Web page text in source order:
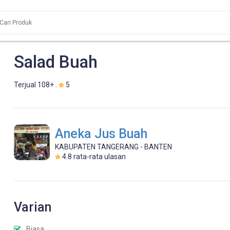
Salad Buah
Terjual 108+ . 5
Aneka Jus Buah
KABUPATEN TANGERANG - BANTEN
4.8 rata-rata ulasan
Varian